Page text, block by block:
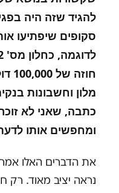
להגיד שזה היה
סקופים שיפתיעו
מלון וחשבונות
כתבה, שאני לא
ומחפשים אותו
נראה יציב מאוד. רק